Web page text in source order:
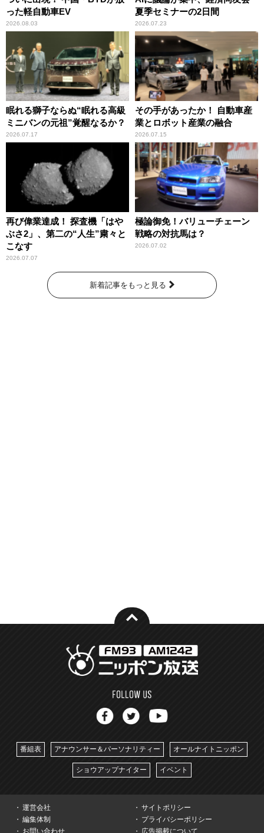
った軽自動車EV
2026.08.03
夏季セミナーの2日間
2026.07.23
眠れる獅子ならぬ“眠れる高級
ミニバンの元祖”覚醒なるか？
2026.07.17
その手があったか！ 自動車産
業とロボット産業の融合
2026.07.15
再び偉業達成！ 探査機「はや
ぶさ2」、第二の“人生”粛々と
こなす
2026.07.07
極論御免！バリューチェーン
戦略の対抗馬は？
2026.07.02
新着記事をもっと見る
番組表 アナウンサー＆パーソナリティー オールナイトニッポン
ショウアップナイター イベント
運営会社
サイトポリシー
編集体制
プライバシーポリシー
お問い合わせ
広告掲載について